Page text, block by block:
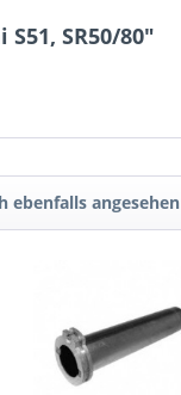
SR50/80"
ebenfalls angesehen